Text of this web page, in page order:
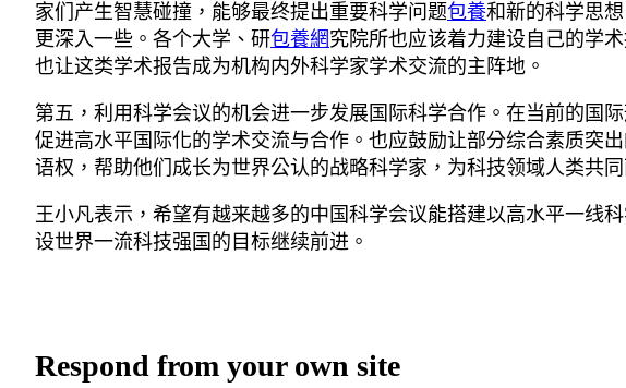
家们产生智慧碰撞，能够最终提出重要科学问题包養和新的科学思
更深入一些。各个大学、研包養網究院所也应该着力建设自己的学
也让这类学术报告成为机构内外科学家学术交流的主阵地。
第五，利用科学会议的机会进一步发展国际科学合作。在当前的国
促进高水平国际化的学术交流与合作。也应鼓励让部分综合素质突
语权，帮助他们成长为世界公认的战略科学家，为科技领域人类共
王小凡表示，希望有越来越多的中国科学会议能搭建以高水平一线
设世界一流科技强国的目标继续前进。
Respond from your own site